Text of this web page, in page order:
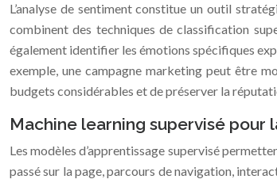
L’analyse de sentiment constitue un outil
combinent des techniques de classification
également identifier les émotions spécifiques
exemple, une campagne marketing peut être
budgets considérables et de préserver la
Machine learning supervisé pour
Les modèles d’apprentissage supervisé
passé sur la page, parcours de navigation,